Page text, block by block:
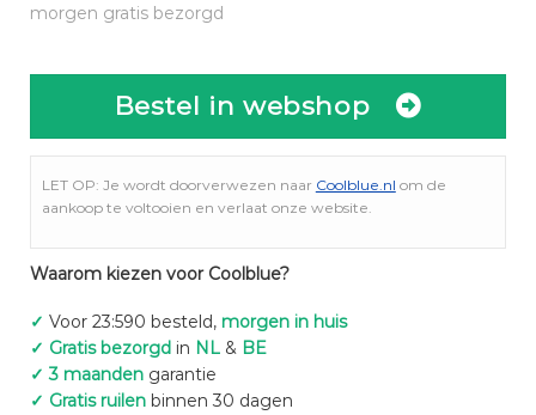
morgen gratis bezorgd
Bestel in webshop
LET OP: Je wordt doorverwezen naar Coolblue.nl om de
aankoop te voltooien en verlaat onze website.
Waarom kiezen voor Coolblue?
✓ Voor 23:590 besteld, morgen in huis
✓ Gratis bezorgd in NL& BE
✓ 3 maanden garantie
✓ Gratis ruilenbinnen 30 dagen